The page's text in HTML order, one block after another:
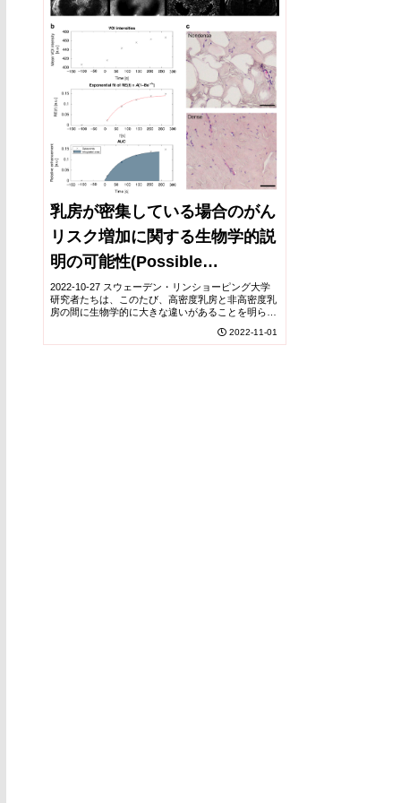
乳房が密集している場合のがん
リスク増加に関する生物学的説
明の可能性(Possible
biological explanation for
increased cancer risk in
2022-10-27 スウェーデン・リンショーピング大学
研究者たちは、このたび、高密度乳房と非高密度乳
房の間に生物学的に大きな違いがあることを明らか
成長を促進することを示唆している。マンモグラ
2022-11-01